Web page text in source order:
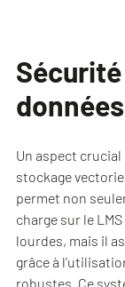
données
Un aspect
stockage
permet non
charge sur le
lourdes, mais il
grâce à
robustes. Ce